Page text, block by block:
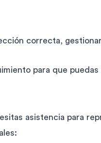
correcta,
para que
asistencia para